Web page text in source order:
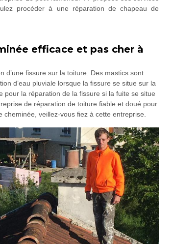
procéder à une réparation de chapeau de
efficace et pas cher à
fissure sur la toiture. Des mastics sont
d’eau pluviale lorsque la fissure se situe sur la
la réparation de la fissure si la fuite se situe
de réparation de toiture fiable et doué pour
veillez-vous fiez à cette entreprise.